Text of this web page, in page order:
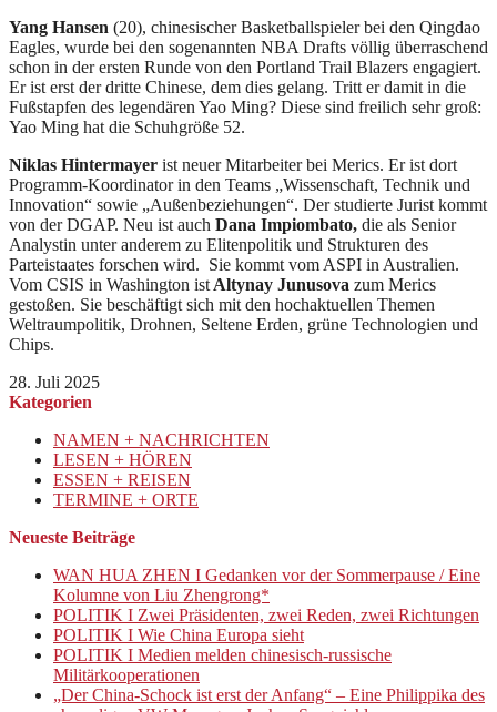
Yang Hansen (20), chinesischer Basketballspieler bei den Qingdao
Eagles, wurde bei den sogenannten NBA Drafts völlig überraschend
schon in der ersten Runde von den Portland Trail Blazers engagiert.
Er ist erst der dritte Chinese, dem dies gelang. Tritt er damit in die
Fußstapfen des legendären Yao Ming? Diese sind freilich sehr groß:
Yao Ming hat die Schuhgröße 52.
Niklas Hintermayer ist neuer Mitarbeiter bei Merics. Er ist dort
Programm-Koordinator in den Teams „Wissenschaft, Technik und
Innovation“ sowie „Außenbeziehungen“. Der studierte Jurist kommt
von der DGAP. Neu ist auch Dana Impiombato, die als Senior
Analystin unter anderem zu Elitenpolitik und Strukturen des
Parteistaates forschen wird. Sie kommt vom ASPI in Australien.
Vom CSIS in Washington ist Altynay Junusova zum Merics
gestoßen. Sie beschäftigt sich mit den hochaktuellen Themen
Weltraumpolitik, Drohnen, Seltene Erden, grüne Technologien und
Chips.
28. Juli 2025
Kategorien
NAMEN + NACHRICHTEN
LESEN + HÖREN
ESSEN + REISEN
TERMINE + ORTE
Neueste Beiträge
WAN HUA ZHEN I Gedanken vor der Sommerpause / Eine
Kolumne von Liu Zhengrong*
POLITIK I Zwei Präsidenten, zwei Reden, zwei Richtungen
POLITIK I Wie China Europa sieht
POLITIK I Medien melden chinesisch-russische
Militärkooperationen
„Der China-Schock ist erst der Anfang“ – Eine Philippika des